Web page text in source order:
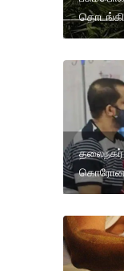
தலைநகர்
கொரோனா